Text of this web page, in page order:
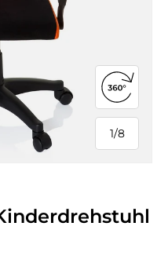
1/
von
8
360°-